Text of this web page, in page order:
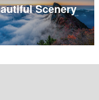
Scenery